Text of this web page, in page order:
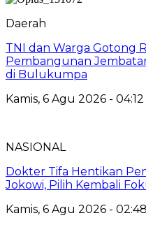
Daerah
TNI dan Warga Gotong
Pembangunan
di Bulukumpa
Kamis, 6 Agu 2026 -
NASIONAL
Dokter Tifa Hentikan
Jokowi, Pilih Kembali
Kamis, 6 Agu 2026 -